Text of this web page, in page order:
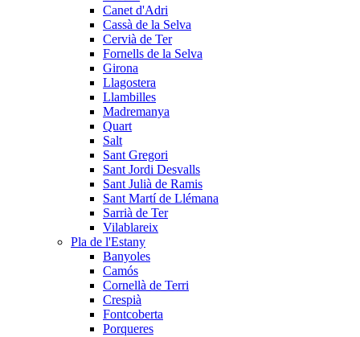
Canet d'Adri
Cassà de la Selva
Cervià de Ter
Fornells de la Selva
Girona
Llagostera
Llambilles
Madremanya
Quart
Salt
Sant Gregori
Sant Jordi Desvalls
Sant Julià de Ramis
Sant Martí de Llémana
Sarrià de Ter
Vilablareix
Pla de l'Estany
Banyoles
Camós
Cornellà de Terri
Crespià
Fontcoberta
Porqueres